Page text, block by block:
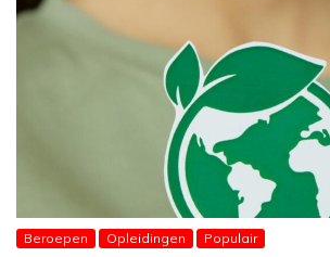
Beroepen Opleidingen Populair